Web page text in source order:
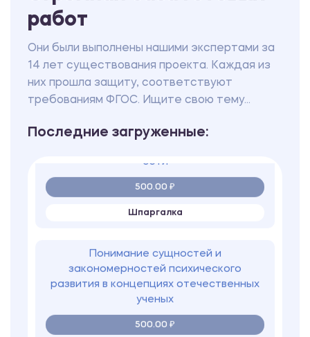
работ
Они были выполнены нашими экспертами за
14 лет существования проекта. Каждая из
них прошла защиту, соответствуют
требованиям ФГОС. Ищите свою тему...
Последние загруженные:
Шпаргалка
Электроэнергетические системы и
сети
Понимание сущностей и
закономерностей психического
500.00 ₽
Шпаргалка